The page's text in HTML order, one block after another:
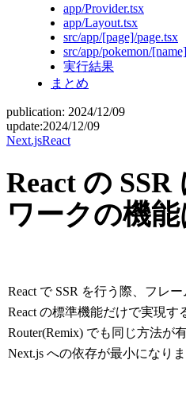
app/Provider.tsx
app/Layout.tsx
src/app/[page]/page.tsx
src/app/pokemon/
実行結果
まとめ
publication: 2024/12/09
update:2024/12/09
Next.jsReact
React の
ワークの機
React で SSR を行う際、フレ
React の標準機能だけで実現す
Router(Remix) でも同じ方法が
Next.js への依存が最小になりま